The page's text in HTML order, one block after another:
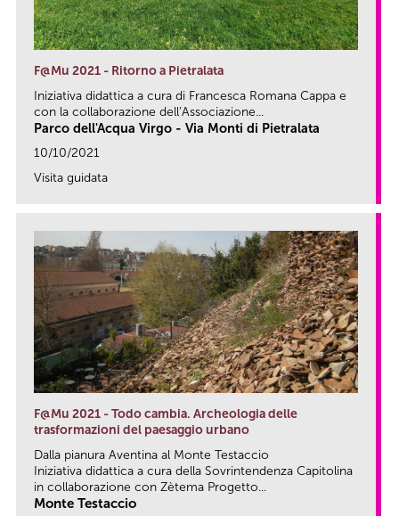
F@Mu 2021 - Ritorno a Pietralata
Iniziativa didattica a cura di Francesca Romana Cappa e
con la collaborazione dell’Associazione...
Parco dell'Acqua Virgo - Via Monti di Pietralata
10/10/2021
Visita guidata
F@Mu 2021 - Todo cambia. Archeologia delle
trasformazioni del paesaggio urbano
Dalla pianura Aventina al Monte Testaccio
Iniziativa didattica a cura della Sovrintendenza Capitolina
in collaborazione con Zètema Progetto...
Monte Testaccio